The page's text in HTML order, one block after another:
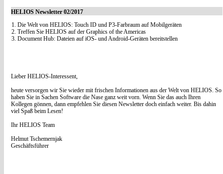
1. Die Welt von HELIOS: Touch ID und P3-Farbraum auf Mobilgeräten
2. Treffen Sie HELIOS auf der Graphics of the Americas
3. Document Hub: Dateien auf iOS- und Android-Geräten bereitstellen
HELIOS Newsletter 02/2017
Lieber HELIOS-Interessent,
heute versorgen wir Sie wieder mit frischen Informationen aus der Welt von HELIOS. So
haben Sie in Sachen Software die Nase ganz weit vorn. Wenn Sie das auch Ihren
Kollegen gönnen, dann empfehlen Sie diesen Newsletter doch einfach weiter. Bis dahin
viel Spaß beim Lesen!
Ihr HELIOS Team
Helmut Tschemernjak
Geschäftsführer